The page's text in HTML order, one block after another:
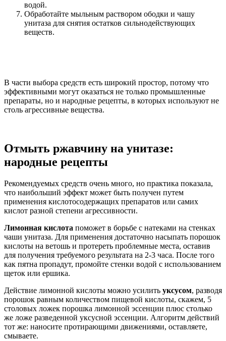
водой.
Обработайте мыльным раствором ободки и чашу
унитаза для снятия остатков сильнодействующих
веществ.
В части выбора средств есть широкий простор, потому что
эффективными могут оказаться не только промышленные
препараты, но и народные рецепты, в которых используют не
столь агрессивные вещества.
Отмыть ржавчину на унитазе:
народные рецепты
Рекомендуемых средств очень много, но практика показала,
что наибольший эффект может быть получен путем
применения кислотосодержащих препаратов или самих
кислот разной степени агрессивности.
Лимонная кислота поможет в борьбе с натеками на стенках
чаши унитаза. Для применения достаточно насыпать порошок
кислоты на ветошь и протереть проблемные места, оставив
для получения требуемого результата на 2-3 часа. После того
как пятна пропадут, промойте стенки водой с использованием
щеток или ершика.
Действие лимонной кислоты можно усилить уксусом, разводя
порошок равным количеством пищевой кислоты, скажем, 5
столовых ложек порошка лимонной эссенции плюс столько
же ложе разведенной уксусной эссенции. Алгоритм действий
тот же: наносите протирающими движениями, оставляете,
смываете.